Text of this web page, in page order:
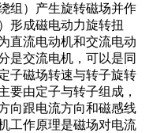
组）产生旋转磁场并作
形成磁电动力旋转扭
直流电动机和交流电动
是交流电机，可以是同
子磁场转速与转子旋转
要由定子与转子组成，
向跟电流方向和磁感线
工作原理是磁场对电流